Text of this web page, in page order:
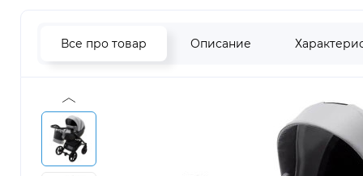
Все про товар Описание